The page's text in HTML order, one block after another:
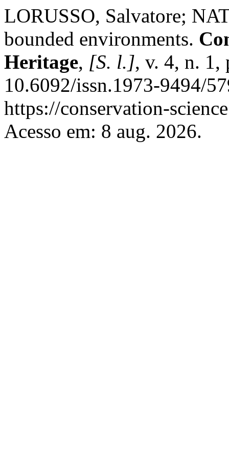
LORUSSO, Salvatore;
bounded environments.
Heritage, [S. l.], v. 4, n. 1,
10.6092/issn.1973-9494/
https://conservation-
Acesso em: 8 aug. 2026.